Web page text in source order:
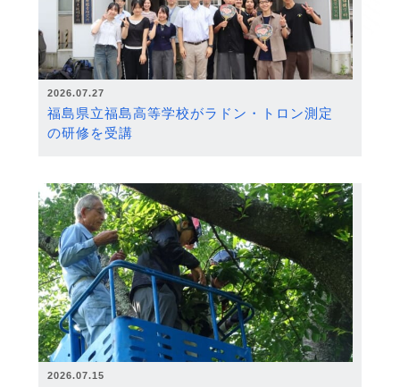
2026.07.27
福島県立福島高等学校がラドン・トロン測定
の研修を受講
2026.07.15